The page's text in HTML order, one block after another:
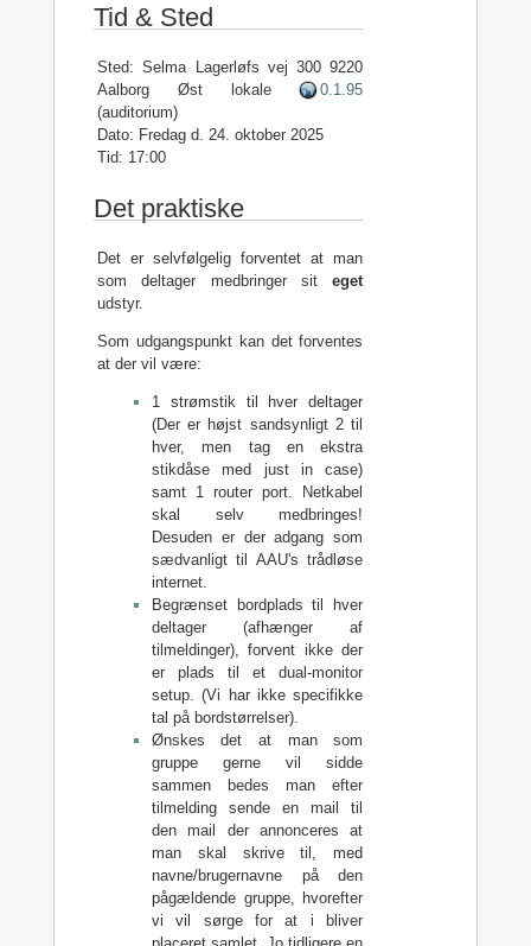
Tid & Sted
Sted: Selma Lagerløfs vej 300 9220
Aalborg Øst lokale
0.1.95
(auditorium)
Dato: Fredag d. 24. oktober 2025
Tid: 17:00
Det praktiske
Det er selvfølgelig forventet at man
som deltager medbringer siteget
udstyr.
Som udgangspunkt kan det forventes
at der vil være:
1 strømstik til hver deltager
(Der er højst sandsynligt 2 til
hver, men tag en ekstra
stikdåse med just in case)
samt 1 router port. Netkabel
skal selv medbringes!
Desuden er der adgang som
sædvanligt til AAU's trådløse
internet.
Begrænset bordplads til hver
deltager (afhænger af
tilmeldinger), forvent ikke der
er plads til et dual-monitor
setup. (Vi har ikke specifikke
tal på bordstørrelser).
Ønskes det at man som
gruppe gerne vil sidde
sammen bedes man efter
tilmelding sende en mail til
den mail der annonceres at
man skal skrive til, med
navne/brugernavne på den
pågældende gruppe, hvorefter
vi vil sørge for at i bliver